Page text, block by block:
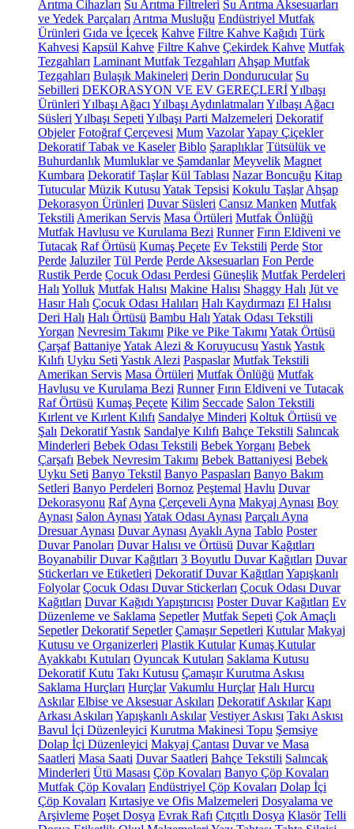
Arıtma Cihazları Su Arıtma Filtreleri Su Arıtma Aksesuarları
ve Yedek Parçaları Arıtma Musluğu Endüstriyel Mutfak
Ürünleri Gıda ve İçecek Kahve Filtre Kahve Kağıdı Türk
Kahvesi Kapsül Kahve Filtre Kahve Çekirdek Kahve Mutfak
Tezgahları Laminant Mutfak Tezgahları Ahşap Mutfak
Tezgahları Bulaşık Makineleri Derin Dondurucular Su
Sebilleri DEKORASYON VE EV GEREÇLERİYılbaşı
Ürünleri Yılbaşı Ağacı Yılbaşı Aydınlatmaları Yılbaşı Ağacı
Süsleri Yılbaşı Sepeti Yılbaşı Parti Malzemeleri Dekoratif
Objeler Fotoğraf Çerçevesi Mum VazolarYapay Çiçekler
Dekoratif Tabak ve Kaseler Biblo Şaraplıklar Tütsülük ve
Buhurdanlık Mumluklar ve Şamdanlar Meyvelik Magnet
Kumbara Dekoratif Taşlar Kül Tablası Nazar Boncuğu Kitap
Tutucular Müzik Kutusu Yatak Tepsisi Kokulu Taşlar Ahşap
Dekorasyon Ürünleri Duvar Süsleri Cansız Manken Mutfak
Tekstili Amerikan Servis Masa Örtüleri Mutfak Önlüğü
Mutfak Havlusu ve Kurulama Bezi Runner Fırın Eldiveni ve
Tutacak Raf Örtüsü Kumaş Peçete Ev Tekstili Perde Stor
Perde Jaluziler Tül Perde Perde Aksesuarları Fon Perde
Rustik Perde Çocuk Odası Perdesi Güneşlik Mutfak Perdeleri
Halı Yolluk Mutfak Halısı Makine Halısı Shaggy Halı Jüt ve
Hasır Halı Çocuk Odası Halıları Halı Kaydırmazı El Halısı
Deri Halı Halı Örtüsü Bambu Halı Yatak Odası Tekstili
Yorgan Nevresim Takımı Pike ve Pike Takımı Yatak Örtüsü
Çarşaf BattaniyeYatak Alezi & Koruyucusu YastıkYastık
Kılıfı Uyku Seti Yastık Alezi Paspaslar Mutfak Tekstili
Amerikan Servis Masa Örtüleri Mutfak Önlüğü Mutfak
Havlusu ve Kurulama Bezi Runner Fırın Eldiveni ve Tutacak
Raf Örtüsü Kumaş Peçete Kilim Seccade Salon Tekstili
Kırlent ve Kırlent Kılıfı Sandalye Minderi Koltuk Örtüsü ve
Şalı Dekoratif Yastık Sandalye Kılıfı Bahçe Tekstili Salıncak
Minderleri Bebek Odası Tekstili Bebek Yorganı Bebek
Çarşafı Bebek Nevresim Takımı Bebek Battaniyesi Bebek
Uyku Seti Banyo Tekstil Banyo Paspasları Banyo Bakım
Setleri Banyo Perdeleri Bornoz Peştemal Havlu Duvar
Dekorasyonu Raf Ayna Çerçeveli Ayna Makyaj Aynası Boy
Aynası Salon Aynası Yatak Odası Aynası Parçalı Ayna
Dresuar Aynası Duvar Aynası Ayaklı Ayna Tablo Poster
Duvar Panoları Duvar Halısı ve Örtüsü Duvar Kağıtları
Boyanabilir Duvar Kağıtları 3 Boyutlu Duvar Kağıtları Duvar
Stickerları ve Etiketleri Dekoratif Duvar Kağıtları Yapışkanlı
Folyolar Çocuk Odası Duvar Stickerları Çocuk Odası Duvar
Kağıtları Duvar Kağıdı Yapıştırıcısı Poster Duvar Kağıtları Ev
Düzenleme ve Saklama Sepetler Mutfak Sepeti Çok Amaçlı
Sepetler Dekoratif Sepetler Çamaşır Sepetleri Kutular Makyaj
Kutusu ve Organizerleri Plastik Kutular Kumaş Kutular
Ayakkabı Kutuları Oyuncak Kutuları Saklama Kutusu
Dekoratif Kutu Takı Kutusu Çamaşır Kurutma Askısı
Saklama Hurçları Hurçlar Vakumlu Hurçlar Halı Hurcu
Askılar Elbise ve Aksesuar Askıları Dekoratif Askılar Kapı
Arkası Askıları Yapışkanlı Askılar Vestiyer Askısı Takı Askısı
Bavul İçi Düzenleyici Kurutma Makinesi Topu Şemsiye
Dolap İçi Düzenleyici Makyaj Çantası Duvar ve Masa
Saatleri Masa Saati Duvar Saatleri Bahçe Tekstili Salıncak
Minderleri Ütü Masası Çöp Kovaları Banyo Çöp Kovaları
Mutfak Çöp Kovaları Endüstriyel Çöp Kovaları Dolap İçi
Çöp Kovaları Kırtasiye ve Ofis Malzemeleri Dosyalama ve
Arşivleme Poşet Dosya Evrak Rafı Çıtçıtlı Dosya Klasör Telli